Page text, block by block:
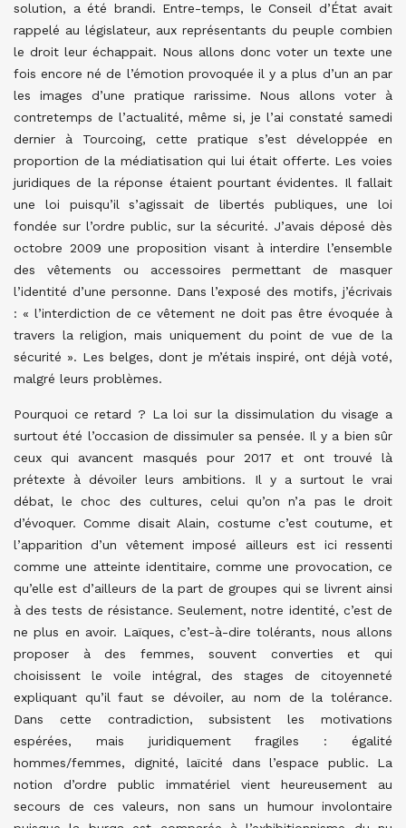
solution, a été brandi. Entre-temps, le Conseil d’État avait
rappelé au législateur, aux représentants du peuple combien
le droit leur échappait. Nous allons donc voter un texte une
fois encore né de l’émotion provoquée il y a plus d’un an par
les images d’une pratique rarissime. Nous allons voter à
contretemps de l’actualité, même si, je l’ai constaté samedi
dernier à Tourcoing, cette pratique s’est développée en
proportion de la médiatisation qui lui était offerte. Les voies
juridiques de la réponse étaient pourtant évidentes. Il fallait
une loi puisqu’il s’agissait de libertés publiques, une loi
fondée sur l’ordre public, sur la sécurité. J’avais déposé dès
octobre 2009 une proposition visant à interdire l’ensemble
des vêtements ou accessoires permettant de masquer
l’identité d’une personne. Dans l’exposé des motifs, j’écrivais
: « l’interdiction de ce vêtement ne doit pas être évoquée à
travers la religion, mais uniquement du point de vue de la
sécurité ». Les belges, dont je m’étais inspiré, ont déjà voté,
malgré leurs problèmes.
Pourquoi ce retard ? La loi sur la dissimulation du visage a
surtout été l’occasion de dissimuler sa pensée. Il y a bien sûr
ceux qui avancent masqués pour 2017 et ont trouvé là
prétexte à dévoiler leurs ambitions. Il y a surtout le vrai
débat, le choc des cultures, celui qu’on n’a pas le droit
d’évoquer. Comme disait Alain, costume c’est coutume, et
l’apparition d’un vêtement imposé ailleurs est ici ressenti
comme une atteinte identitaire, comme une provocation, ce
qu’elle est d’ailleurs de la part de groupes qui se livrent ainsi
à des tests de résistance. Seulement, notre identité, c’est de
ne plus en avoir. Laïques, c’est-à-dire tolérants, nous allons
proposer à des femmes, souvent converties et qui
choisissent le voile intégral, des stages de citoyenneté
expliquant qu’il faut se dévoiler, au nom de la tolérance.
Dans cette contradiction, subsistent les motivations
espérées, mais juridiquement fragiles : égalité
hommes/femmes, dignité, laïcité dans l’espace public. La
notion d’ordre public immatériel vient heureusement au
secours de ces valeurs, non sans un humour involontaire